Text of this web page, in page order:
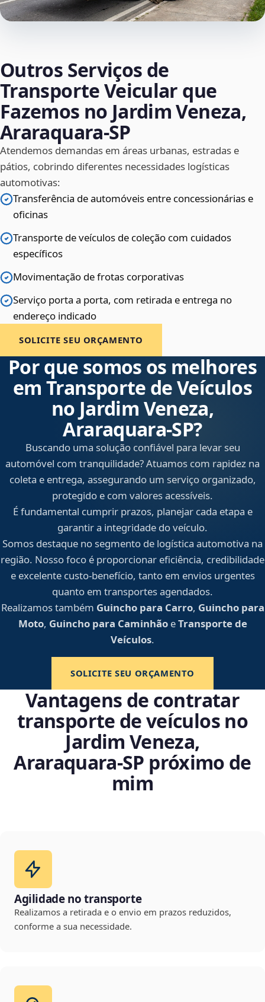
Outros Serviços de
Transporte Veicular que
Fazemos no Jardim Veneza,
Araraquara‑SP
Atendemos demandas em áreas urbanas, estradas e
pátios, cobrindo diferentes necessidades logísticas
automotivas:
Transferência de automóveis entre concessionárias e
oficinas
Transporte de veículos de coleção com cuidados
específicos
Movimentação de frotas corporativas
Serviço porta a porta, com retirada e entrega no
endereço indicado
SOLICITE SEU ORÇAMENTO
Por que somos os melhores
em Transporte de Veículos
no Jardim Veneza,
Araraquara‑SP?
Buscando uma solução confiável para levar seu
automóvel com tranquilidade? Atuamos com rapidez na
coleta e entrega, assegurando um serviço organizado,
protegido e com valores acessíveis.
É fundamental cumprir prazos, planejar cada etapa e
garantir a integridade do veículo.
Somos destaque no segmento de logística automotiva na
região. Nosso foco é proporcionar eficiência, credibilidade
e excelente custo-benefício, tanto em envios urgentes
quanto em transportes agendados.
Realizamos também Guincho para Carro, Guincho para
Moto, Guincho para CaminhãoeTransporte de
Veículos.
SOLICITE SEU ORÇAMENTO
Vantagens de contratar
transporte de veículos no
Jardim Veneza,
Araraquara‑SP próximo de
mim
Agilidade no transporte
Realizamos a retirada e o envio em prazos reduzidos,
conforme a sua necessidade.